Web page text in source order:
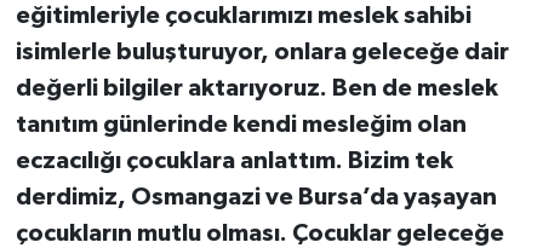
eğitimleriyle çocuklarımızı meslek sahibi
isimlerle buluşturuyor, onlara geleceğe dair
değerli bilgiler aktarıyoruz. Ben de meslek
tanıtım günlerinde kendi mesleğim olan
eczacılığı çocuklara anlattım. Bizim tek
derdimiz, Osmangazi ve Bursa’da yaşayan
çocukların mutlu olması. Çocuklar geleceğe